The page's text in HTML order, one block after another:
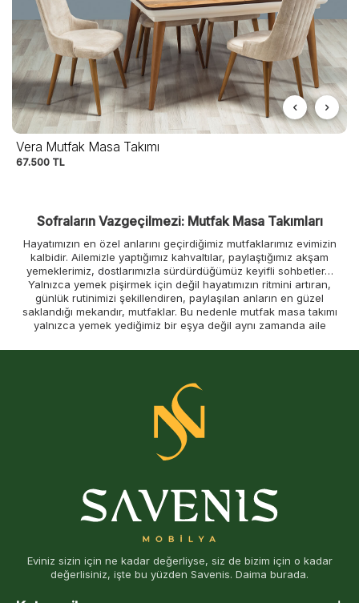
Vera Mutfak Masa Takımı
67.500 TL
Sofraların Vazgeçilmezi: Mutfak Masa Takımları
Hayatımızın en özel anlarını geçirdiğimiz mutfaklarımız evimizin
kalbidir. Ailemizle yaptığımız kahvaltılar, paylaştığımız akşam
yemeklerimiz, dostlarımızla sürdürdüğümüz keyifli sohbetler…
Yalnızca yemek pişirmek için değil hayatımızın ritmini artıran,
günlük rutinimizi şekillendiren, paylaşılan anların en güzel
saklandığı mekandır, mutfaklar. Bu nedenle mutfak masa takımı
yalnızca yemek yediğimiz bir eşya değil aynı zamanda aile
şekillendiren önemli bir detaydır.
masa sandalye takımları mutfağınıza zarif bir dokunuş
seçimi yaparken hem estetiği hem şıklığı hem
de kullanım kolaylığını göz önünde bulundurmak oldukça önemli
bir noktadır. Bu nedenle ister geniş bir
olun ister minimal tasarımlı bir mutfak masa sandalye takımı arıyor
olun, sizlere tüm ihtiyaçlarınıza yönelik canlı ve ekonomik
Mutfağınızın En Güzel Parçası Estetik ve Şık Tasarımlar
Evinizin dekorasyonunu tamamlayan en önemli eşyalardan bir
tanesi mutfak masa takımlarıdır. Şık bir yemek masa sandalye
takımı sadece yemek yemeniz için hizmet etmez aynı zamanda
masası takımı seçerken estetiğe önem verdiğimiz kadar
fonksiyonelliğe de önem veriyor olmamız gerekir. Doğal ahşap
Eviniz sizin için ne kadar değerliyse, siz de bizim için o kadar
değerlisiniz, işte bu yüzden Savenis. Daima burada.